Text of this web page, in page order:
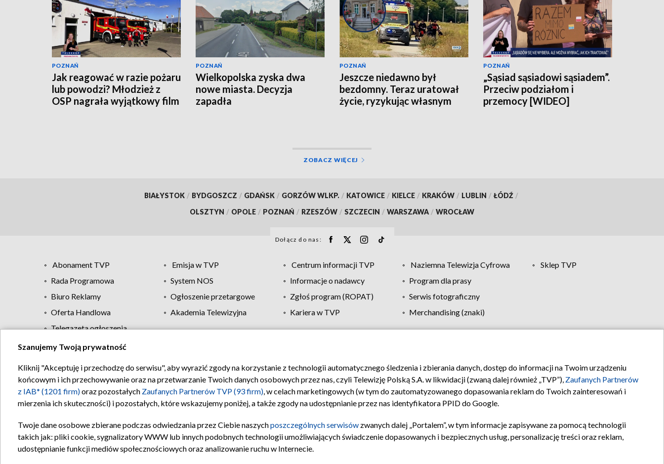
POZNAŃ
Jak reagować w razie pożaru
lub powodzi? Młodzież z
OSP nagrała wyjątkowy film
POZNAŃ
Wielkopolska zyska dwa
nowe miasta. Decyzja
zapadła
POZNAŃ
Jeszcze niedawno był
bezdomny. Teraz uratował
życie, ryzykując własnym
POZNAŃ
„Sąsiad sąsiadowi sąsiadem”.
Przeciw podziałom i
przemocy [WIDEO]
ZOBACZ WIĘCEJ
BIAŁYSTOK / BYDGOSZCZ / GDAŃSK / GORZÓW WLKP. / KATOWICE / KIELCE / KRAKÓW / LUBLIN / ŁÓDŹ /
OLSZTYN / OPOLE / POZNAŃ / RZESZÓW / SZCZECIN / WARSZAWA / WROCŁAW
Dołącz do nas:
Abonament TVP Emisja w TVP Centrum informacji TVP Naziemna Telewizja Cyfrowa
Sklep TVP
Rada Programowa
System NOS Informacje o nadawcy
Program dla prasy
Biuro Reklamy
Ogłoszenie przetargowe Zgłoś program (ROPAT)
Serwis fotograficzny
Oferta Handlowa
Akademia Telewizyjna Kariera w TVP
Merchandising (znaki)
Telegazeta ogłoszenia
Regulamin TVP Polityka prywatności Moje zgody Pomoc Biuro reklamy Kontakt
Szanujemy Twoją prywatność
Kliknij "Akceptuję i przechodzę do serwisu", aby wyrazić zgody na korzystanie z technologii automatycznego śledzenia i zbierania danych, dostęp do informacji na Twoim urządzeniu
końcowym i ich przechowywanie oraz na przetwarzanie Twoich danych osobowych przez nas, czyli Telewizję Polską S.A. w likwidacji (zwaną dalej również „TVP”), Zaufanych Partnerów
z IAB* (1201 firm)oraz pozostałych Zaufanych Partnerów TVP (93 firm), w celach marketingowych (w tym do zautomatyzowanego dopasowania reklam do Twoich zainteresowań i
mierzenia ich skuteczności) i pozostałych, które wskazujemy poniżej, a także zgody na udostępnianie przez nas identyfikatora PPID do Google.
Twoje dane osobowe zbierane podczas odwiedzania przez Ciebie naszychposzczególnych serwisów zwanych dalej „Portalem”, w tym informacje zapisywane za pomocą technologii
takich jak: pliki cookie, sygnalizatory WWW lub innych podobnych technologii umożliwiających świadczenie dopasowanych i bezpiecznych usług, personalizację treści oraz reklam,
udostępnianie funkcji mediów społecznościowych oraz analizowanie ruchu w Internecie.